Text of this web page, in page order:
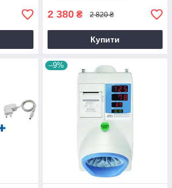
2 380 ₴ 2 820 ₴
Купити
–9%